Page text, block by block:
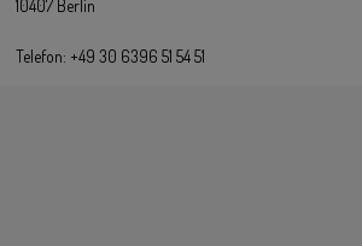
10407 Berlin
Telefon: +49 30 6396 51 54 51